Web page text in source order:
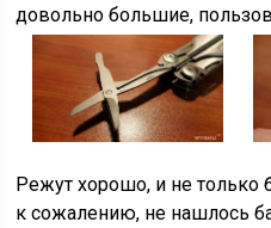
довольно большие,
Режут хорошо, и не только
к сожалению, не нашлось